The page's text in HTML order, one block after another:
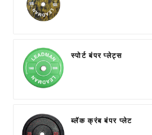
स्पोर्ट बंपर प्लेट्स
ब्लॅक क्रंब बंपर प्लेट